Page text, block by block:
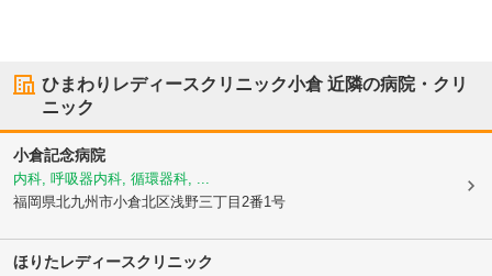
ひまわりレディースクリニック小倉近隣の病院・クリ
ニック
小倉記念病院
内科, 呼吸器内科, 循環器科, ...
福岡県北九州市小倉北区浅野三丁目2番1号
ほりたレディースクリニック